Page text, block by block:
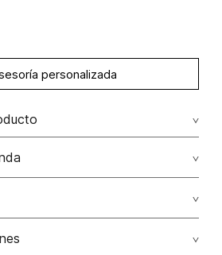
personalizada
larga poliéster 95% elastano 5%
elastano/elastane
seco los tonos oscuros sueltan
Dinners, Master Card y American